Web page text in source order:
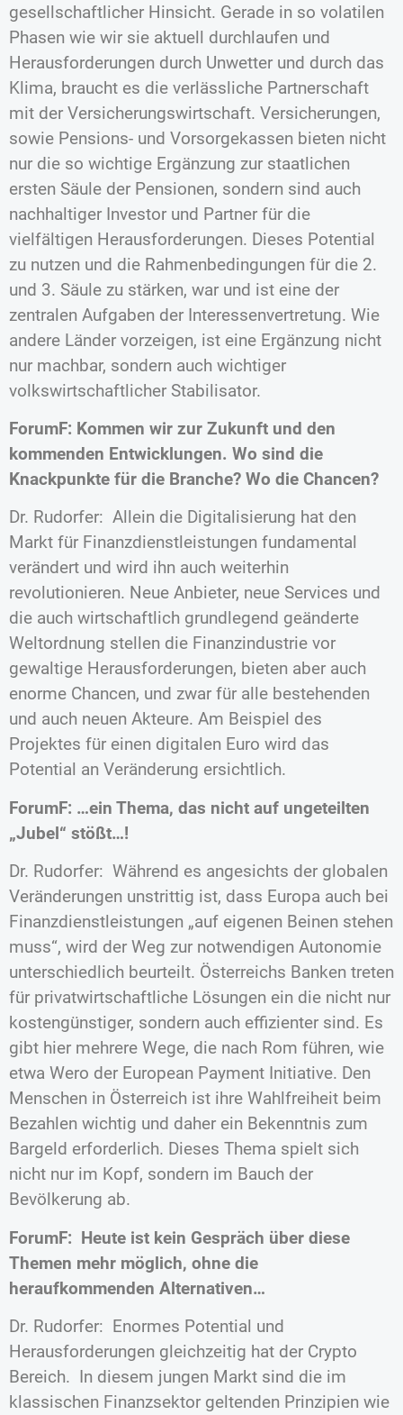
gesellschaftlicher Hinsicht. Gerade in so volatilen
Phasen wie wir sie aktuell durchlaufen und
Herausforderungen durch Unwetter und durch das
Klima, braucht es die verlässliche Partnerschaft
mit der Versicherungswirtschaft. Versicherungen,
sowie Pensions- und Vorsorgekassen bieten nicht
nur die so wichtige Ergänzung zur staatlichen
ersten Säule der Pensionen, sondern sind auch
nachhaltiger Investor und Partner für die
vielfältigen Herausforderungen. Dieses Potential
zu nutzen und die Rahmenbedingungen für die 2.
und 3. Säule zu stärken, war und ist eine der
zentralen Aufgaben der Interessenvertretung. Wie
andere Länder vorzeigen, ist eine Ergänzung nicht
nur machbar, sondern auch wichtiger
volkswirtschaftlicher Stabilisator.
ForumF: Kommen wir zur Zukunft und den
kommenden Entwicklungen. Wo sind die
Knackpunkte für die Branche? Wo die Chancen?
Dr. Rudorfer: Allein die Digitalisierung hat den
Markt für Finanzdienstleistungen fundamental
verändert und wird ihn auch weiterhin
revolutionieren. Neue Anbieter, neue Services und
die auch wirtschaftlich grundlegend geänderte
Weltordnung stellen die Finanzindustrie vor
gewaltige Herausforderungen, bieten aber auch
enorme Chancen, und zwar für alle bestehenden
und auch neuen Akteure. Am Beispiel des
Projektes für einen digitalen Euro wird das
Potential an Veränderung ersichtlich.
ForumF: …ein Thema, das nicht auf ungeteilten
„Jubel“ stößt…!
Dr. Rudorfer: Während es angesichts der globalen
Veränderungen unstrittig ist, dass Europa auch bei
Finanzdienstleistungen „auf eigenen Beinen stehen
muss“, wird der Weg zur notwendigen Autonomie
unterschiedlich beurteilt. Österreichs Banken treten
für privatwirtschaftliche Lösungen ein die nicht nur
kostengünstiger, sondern auch effizienter sind. Es
gibt hier mehrere Wege, die nach Rom führen, wie
etwa Wero der European Payment Initiative. Den
Menschen in Österreich ist ihre Wahlfreiheit beim
Bezahlen wichtig und daher ein Bekenntnis zum
Bargeld erforderlich. Dieses Thema spielt sich
nicht nur im Kopf, sondern im Bauch der
Bevölkerung ab.
ForumF: Heute ist kein Gespräch über diese
Themen mehr möglich, ohne die
heraufkommenden Alternativen…
Dr. Rudorfer: Enormes Potential und
Herausforderungen gleichzeitig hat der Crypto
Bereich. In diesem jungen Markt sind die im
klassischen Finanzsektor geltenden Prinzipien wie